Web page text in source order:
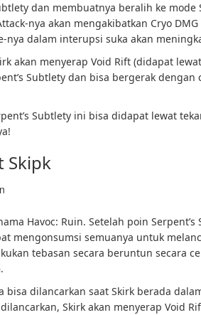
dan membuatnya beralih ke mode
nya akan mengakibatkan Cryo
nya dalam interupsi suka akan
akan menyerap Void Rift (didapat
Subtlety dan bisa bergerak dengan
Subtlety ini bisa didapat lewat
Skipk
Havoc: Ruin. Setelah poin
mengonsumsi semuanya untuk
tebasan secara beruntun secara
bisa dilancarkan saat Skirk berada
Skirk akan menyerap Void